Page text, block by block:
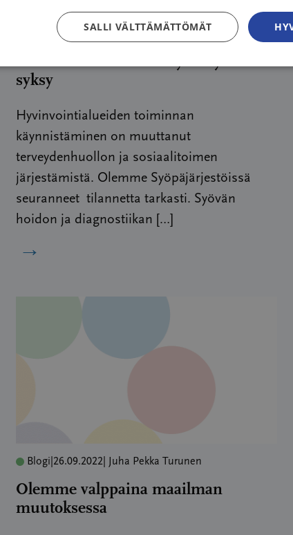
29.09.2023| Juha Pekka Turunen
syksy
Hyvinvointialueiden toiminnan
käynnistäminen on muuttanut
terveydenhuollon ja sosiaalitoimen
järjestämistä. Olemme Syöpäjärjestöissä
seuranneet tilannetta tarkasti. Syövän
hoidon ja diagnostiikan […]
→
Blogi 26.09.2022| Juha Pekka Turunen
Olemme valppaina maailman
muutoksessa
SALLI VÄLTTÄMÄTTÖMÄT